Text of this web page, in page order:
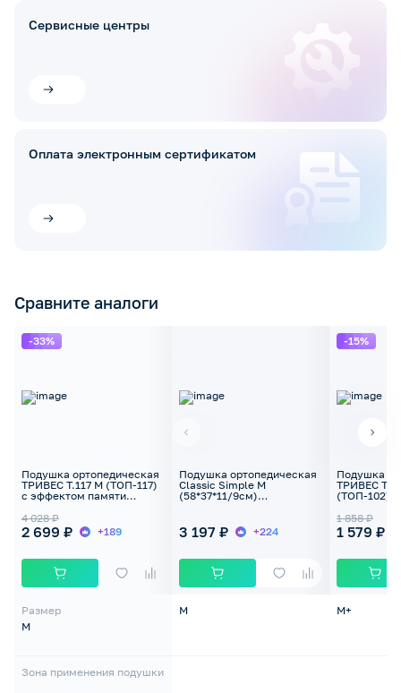
Сервисные центры
Оплата электронным сертификатом
Сравните аналоги
-33%
Подушка ортопедическая
ТРИВЕС Т.117 M (ТОП-117)
с эффектом памяти
2 699 ₽
4 028 ₽
+189
Размер
M
Зона применения подушки
Подушка ортопедическая
Classic Simple M
(58*37*11/9см)
3 197 ₽ +224
M
-15%
Подушка
ТРИВЕС
(ТОП-102)
1 579 ₽
1 858 ₽
M+